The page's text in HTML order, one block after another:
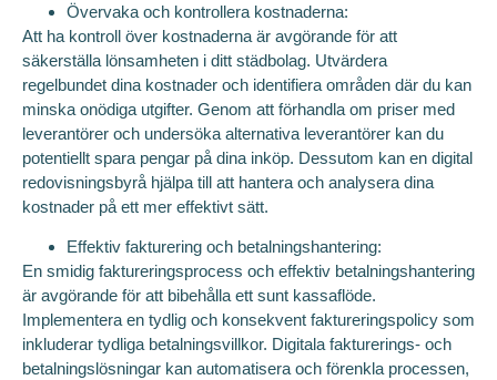
Övervaka och kontrollera kostnaderna:
Att ha kontroll över kostnaderna är avgörande för att
säkerställa lönsamheten i ditt städbolag. Utvärdera
regelbundet dina kostnader och identifiera områden där du kan
minska onödiga utgifter. Genom att förhandla om priser med
leverantörer och undersöka alternativa leverantörer kan du
potentiellt spara pengar på dina inköp. Dessutom kan en digital
redovisningsbyrå hjälpa till att hantera och analysera dina
kostnader på ett mer effektivt sätt.
Effektiv fakturering och betalningshantering:
En smidig faktureringsprocess och effektiv betalningshantering
är avgörande för att bibehålla ett sunt kassaflöde.
Implementera en tydlig och konsekvent faktureringspolicy som
inkluderar tydliga betalningsvillkor. Digitala fakturerings- och
betalningslösningar kan automatisera och förenkla processen,